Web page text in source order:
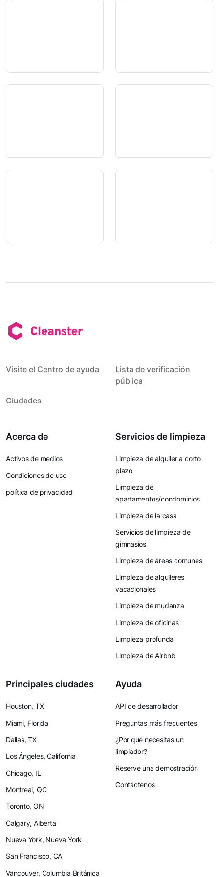
Visite el Centro de ayuda
Lista de verificación
pública
Ciudades
Acerca de
Activos de medios
Condiciones de uso
política de privacidad
Servicios de limpieza
Limpieza de alquiler a corto
plazo
Limpieza de
apartamentos/condominios
Limpieza de la casa
Servicios de limpieza de
gimnasios
Limpieza de áreas comunes
Limpieza de alquileres
vacacionales
Limpieza de mudanza
Limpieza de oficinas
Limpieza profunda
Limpieza de Airbnb
Principales ciudades
Houston, TX
Miami, Florida
Dallas, TX
Los Ángeles, California
Chicago, IL
Montreal, QC
Toronto, ON
Calgary, Alberta
Nueva York, Nueva York
San Francisco, CA
Vancouver, Columbia Británica
Ayuda
API de desarrollador
Preguntas más frecuentes
¿Por qué necesitas un
limpiador?
Reserve una demostración
Contáctenos